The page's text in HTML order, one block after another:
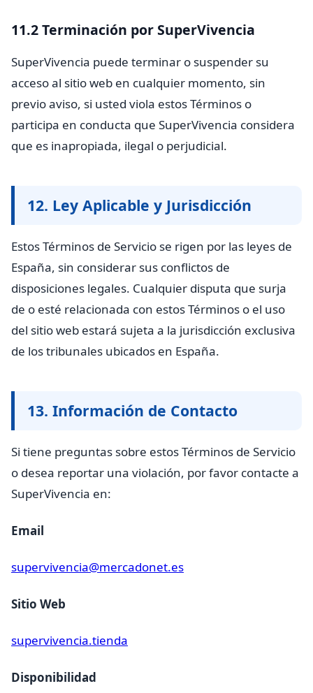
11.2 Terminación por SuperVivencia
SuperVivencia puede terminar o suspender su
acceso al sitio web en cualquier momento, sin
previo aviso, si usted viola estos Términos o
participa en conducta que SuperVivencia considera
que es inapropiada, ilegal o perjudicial.
12. Ley Aplicable y Jurisdicción
Estos Términos de Servicio se rigen por las leyes de
España, sin considerar sus conflictos de
disposiciones legales. Cualquier disputa que surja
de o esté relacionada con estos Términos o el uso
del sitio web estará sujeta a la jurisdicción exclusiva
de los tribunales ubicados en España.
13. Información de Contacto
Si tiene preguntas sobre estos Términos de Servicio
o desea reportar una violación, por favor contacte a
SuperVivencia en:
Email
supervivencia@mercadonet.es
Sitio Web
supervivencia.tienda
Disponibilidad